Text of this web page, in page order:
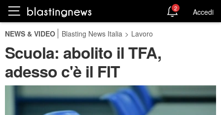
2 Accedi
NEWS & VIDEO Blasting News Italia > Lavoro
Scuola: abolito il TFA,
adesso c'è il FIT